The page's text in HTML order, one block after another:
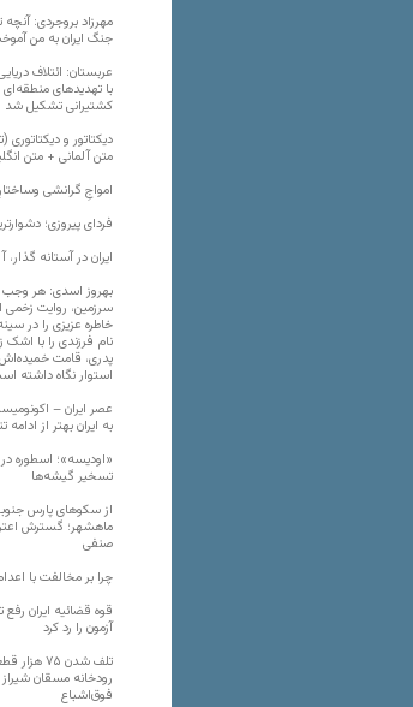
مهرزاد بروجردی: آنچه
جنگ ایران به من
عربستان: ائتلاف
با تهدیدهای
کشتیرانی تشکیل شد
دیکتاتور و دیکتاتوری
متن آلمانی + متن
‌امواجِ گرانشی
فردای پیروزی؛
ایران در آستانه
بهروز اسدی: هر وجب
سرزمین، روایت زخمی
خاطره عزیزی را در
نام فرزندی را با
پدری، قامت خمیده‌اش
استوار نگاه داشته
عصر ایران –
به ایران بهتر از
«اودیسه»؛ اسطوره
تسخیر گیشه‌ها
از سکوهای پارس
ماهشهر؛ گسترش
صنفی
چرا بر مخالفت با
قوه قضائیه ایران
آزمون را رد کرد
تلف شدن ۷۵
رودخانه مسقان شیراز
فوق‌اشباع